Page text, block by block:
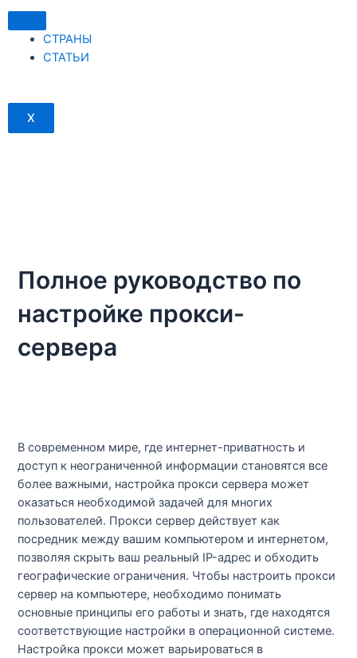
Перейти
содержимому
СТРАНЫ
СТАТЬИ
X
Полное руководство по
настройке прокси-
сервера
В современном мире, где интернет-приватность и
доступ к неограниченной информации становятся все
более важными, настройка прокси сервера может
оказаться необходимой задачей для многих
пользователей. Прокси сервер действует как
посредник между вашим компьютером и интернетом,
позволяя скрыть ваш реальный IP-адрес и обходить
географические ограничения. Чтобы настроить прокси
сервер на компьютере, необходимо понимать
основные принципы его работы и знать, где находятся
соответствующие настройки в операционной системе.
Настройка прокси может варьироваться в